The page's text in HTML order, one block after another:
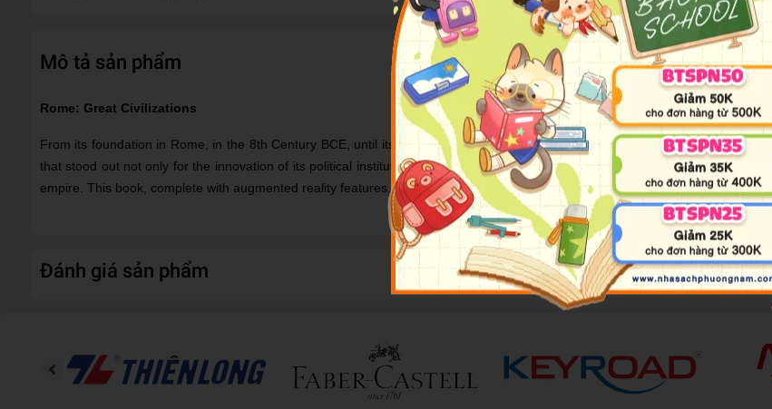
Mô tả sản phẩm
Rome: Great Civilizations
From its foundation in Rome, in the 8th Century BCE, until its fall, in the 5th Century CE, one of humanity's most
that stood out not only for the innovation of its political institutions and the extent of its great feats of engineering, but also for
empire. This book, complete with augmented reality features, will shed light on Rome for young and curious minds.
Đánh giá sản phẩm